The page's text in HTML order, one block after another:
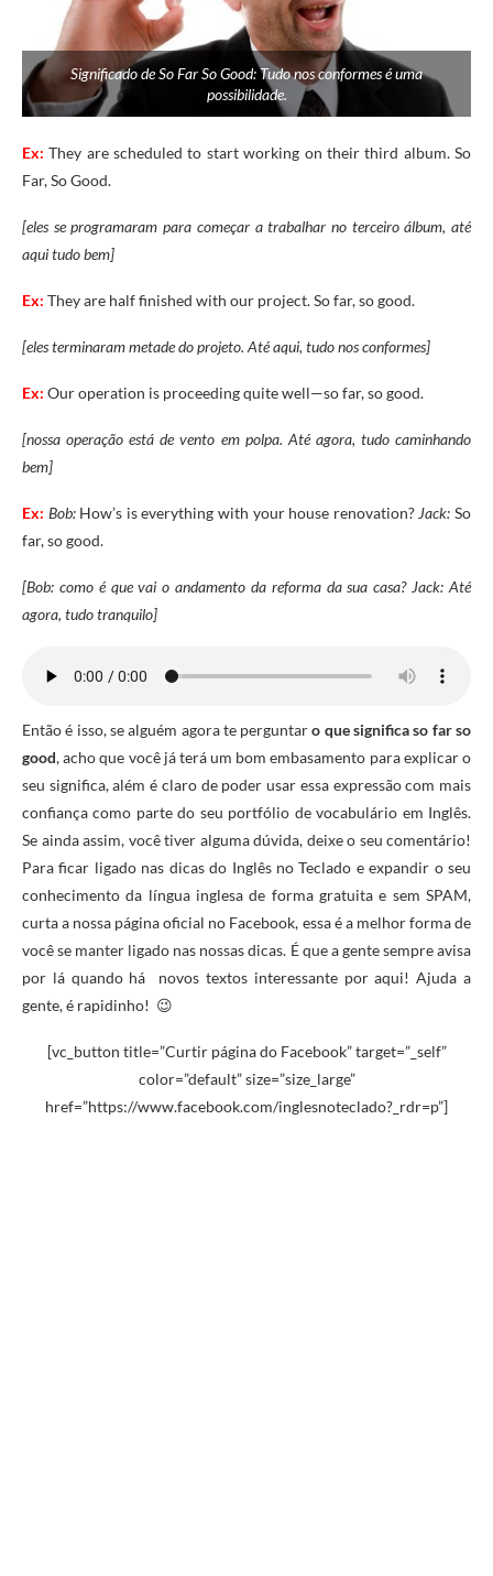
Significado de So Far So Good: Tudo nos conformes é uma
possibilidade.
Ex:They are scheduled to start working on their third album. So
Far, So Good.
[eles se programaram para começar a trabalhar no terceiro álbum, até
aqui tudo bem]
Ex: Theyare halffinished with our project.Sofar,sogood.
[eles terminaram metade do projeto. Até aqui, tudo nos conformes]
Ex: Ouroperation is proceedingquitewell—sofar,sogood.
[nossa operação está de vento em polpa. Até agora, tudo caminhando
bem]
Ex: Bob:How’s is everything with your house renovation?Jack: So
far, so good.
[Bob: como é que vai o andamento da reforma da sua casa? Jack: Até
agora, tudo tranquilo]
Então é isso, se alguém agora te perguntaro que significa so far so
good, acho que você já terá um bom embasamento para explicar o
seu significa, além é claro de poder usar essa expressão com mais
confiança como parte do seu portfólio de vocabulário em Inglês.
Se ainda assim, você tiver alguma dúvida, deixe o seu comentário!
Para ficar ligado nas dicas do Inglês no Teclado e expandir o seu
conhecimento da língua inglesa de forma gratuita e sem SPAM,
curta a nossa página oficial no Facebook, essa é a melhor forma de
você se manter ligado nas nossas dicas. É que a gente sempre avisa
por lá quando há novos textos interessante por aqui! Ajuda a
gente, é rapidinho! 😉
[vc_button title=”Curtir página do Facebook” target=”_self”
color=”default” size=”size_large”
href=”https://www.facebook.com/inglesnoteclado?_rdr=p”]